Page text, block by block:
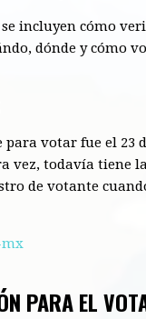
incluyen cómo
dónde y cómo
votar fue el 23
vez, todavía tiene
de votante
mx
PARA EL